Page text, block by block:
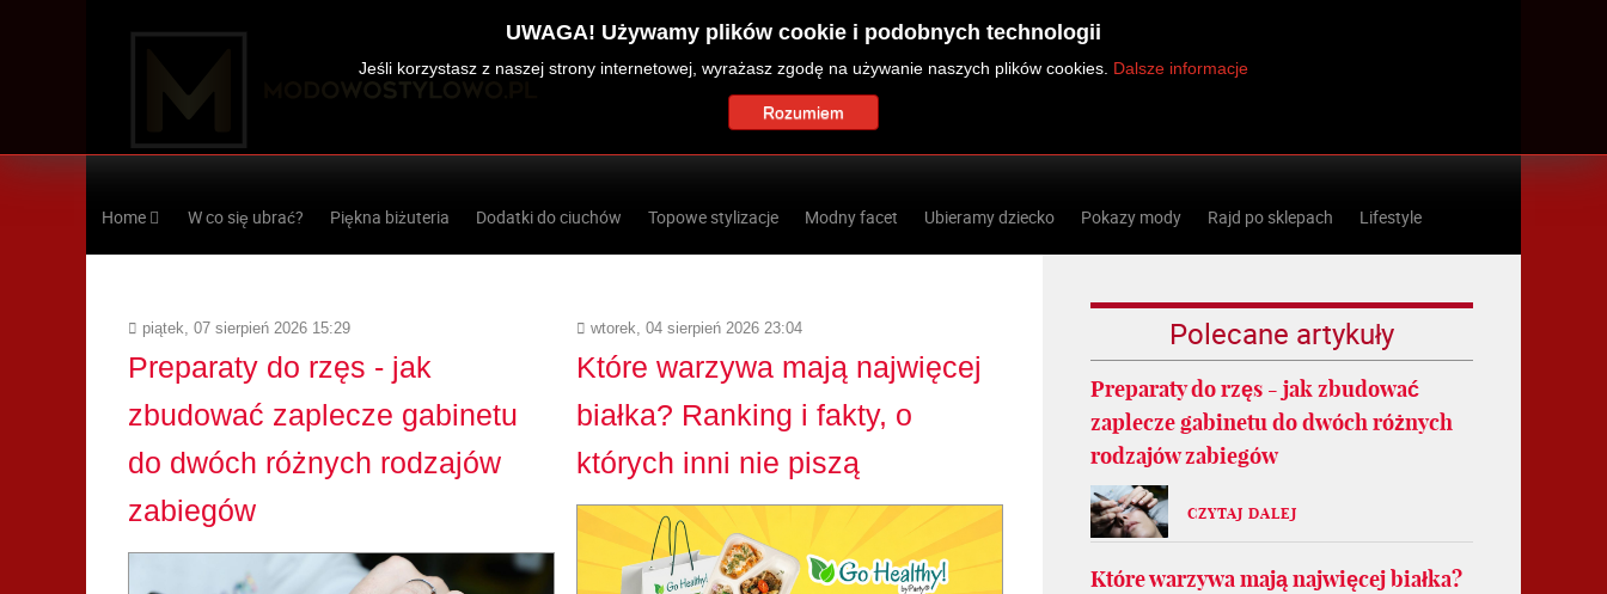
Home W co się ubrać? Piękna biżuteria Dodatki do ciuchów Topowe stylizacje Modny facet Ubieramy dziecko Pokazy mody Rajd po sklepach Lifestyle
piątek, 07 sierpień 2026 15:29
Preparaty do rzęs - jak
zbudować zaplecze gabinetu
do dwóch różnych rodzajów
zabiegów
wtorek, 04 sierpień 2026 23:04
Które warzywa mają najwięcej
białka? Ranking i fakty, o
których inni nie piszą
Polecane artykuły
Preparaty do rzęs - jak zbudować
zaplecze gabinetu do dwóch różnych
rodzajów zabiegów
CZYTAJ DALEJ
Które warzywa mają najwięcej białka?
UWAGA! Używamy plików cookie i podobnych technologii
Jeśli korzystasz z naszej strony internetowej, wyrażasz zgodę na używanie naszych plików cookies. Dalsze informacje
Rozumiem